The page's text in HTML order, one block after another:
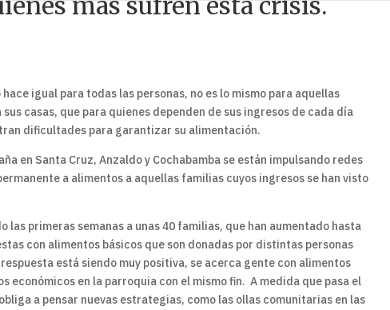
igual para todas las personas, no es lo mismo para aquellas
casas, que para quienes dependen de sus ingresos de cada día
dificultades para garantizar su alimentación.
en Santa Cruz, Anzaldo y Cochabamba se están impulsando redes
a alimentos a aquellas familias cuyos ingresos se han visto
las primeras semanas a unas 40 familias, que han aumentado hasta
con alimentos básicos que son donadas por distintas personas
está siendo muy positiva, se acerca gente con alimentos
económicos en la parroquia con el mismo fin. A medida que pasa el
a pensar nuevas estrategias, como las ollas comunitarias en las